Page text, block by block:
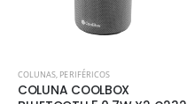
COLUNAS, PERIFÉRICOS
COLUNA COOLBOX